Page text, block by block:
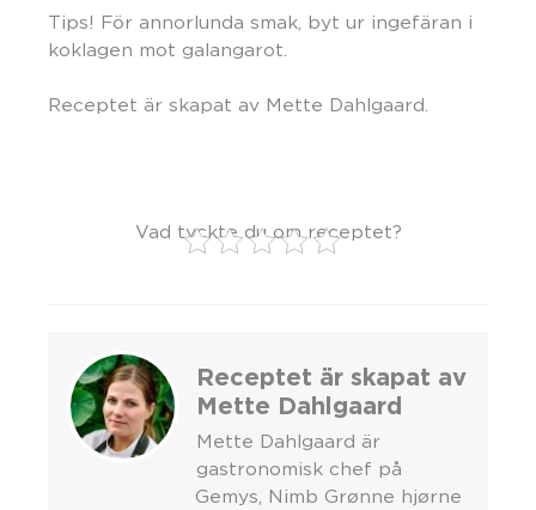
Tips! För annorlunda smak, byt ur ingefäran i
koklagen mot galangarot.
Receptet är skapat av Mette Dahlgaard.
Vad tyckte du om receptet?
Receptet är skapat av
Mette Dahlgaard
Mette Dahlgaard är
gastronomisk chef på
Gemys, Nimb Grønne hjørne